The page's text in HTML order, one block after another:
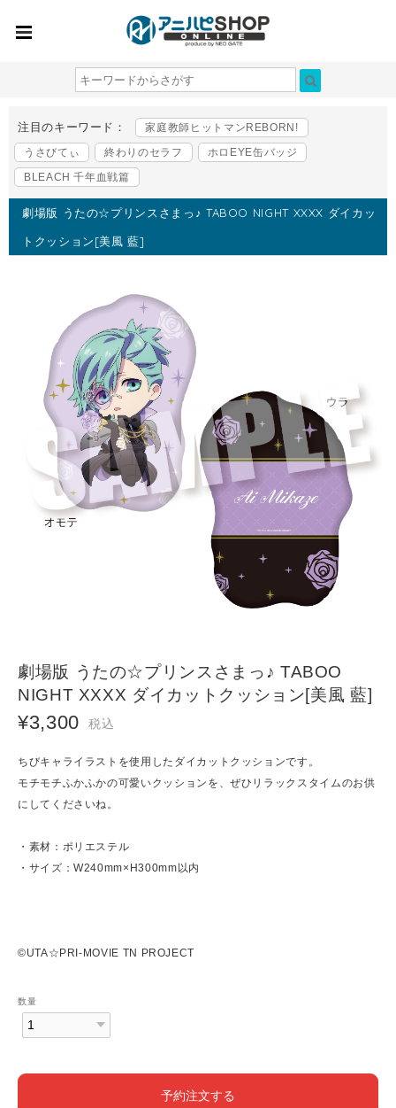
注目のキーワード：
家庭教師ヒットマンREBORN!
うさびてぃ
終わりのセラフ
ホロEYE缶バッジ
BLEACH 千年血戦篇
劇場版 うたの☆プリンスさまっ♪ TABOO NIGHT XXXX ダイカッ
トクッション[美風 藍]
劇場版 うたの☆プリンスさまっ♪ TABOO
NIGHT XXXX ダイカットクッション[美風 藍]
¥3,300 税込
ちびキャライラストを使用したダイカットクッションです。
モチモチふかふかの可愛いクッションを、ぜひリラックスタイムのお供
にしてくださいね。
・素材：ポリエステル
・サイズ：W240mm×H300mm以内
©UTA☆PRI-MOVIE TN PROJECT
数量
予約注文する